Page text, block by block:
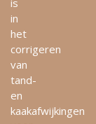
in
het
corrigeren
van
tand-
en
kaakafwijkingen